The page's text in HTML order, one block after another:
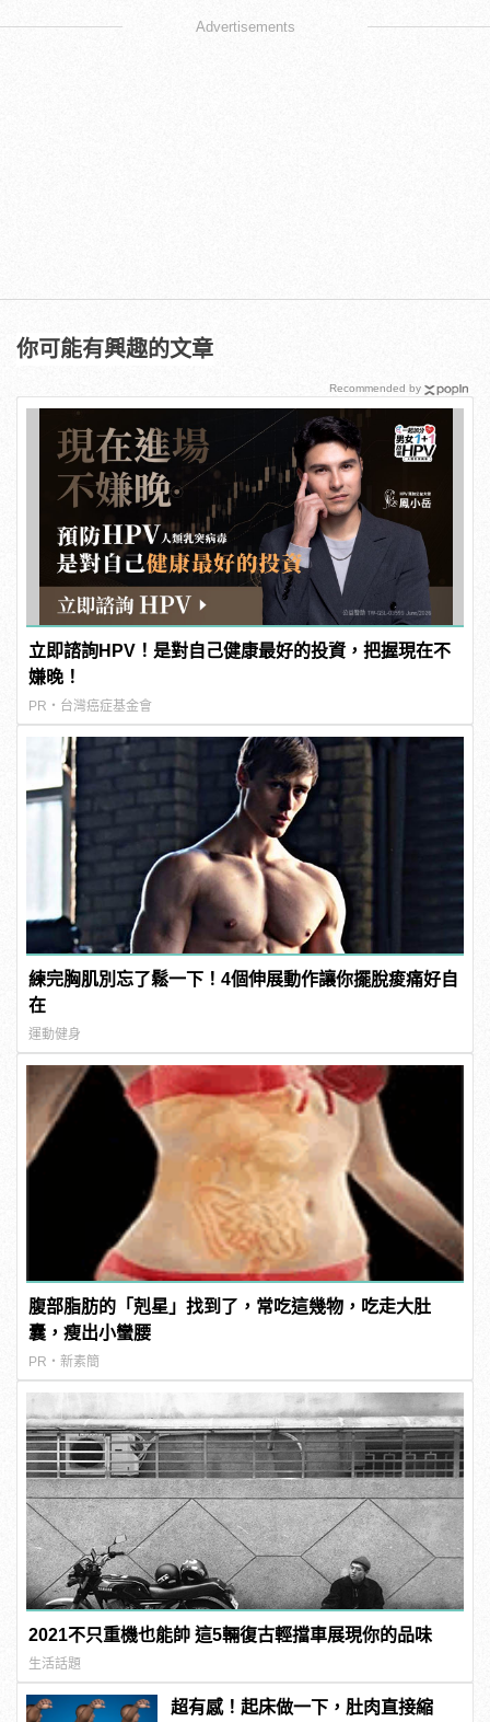
Advertisements
你可能有興趣的文章
立即諮詢HPV！是對自己健康最好的投資，把握現在不
嫌晚！
PR・台灣癌症基金會
練完胸肌別忘了鬆一下！4個伸展動作讓你擺脫痠痛好自
在
運動健身
腹部脂肪的「剋星」找到了，常吃這幾物，吃走大肚
囊，瘦出小蠻腰
PR・新素簡
2021不只重機也能帥 這5輛復古輕擋車展現你的品味
生活話題
超有感！起床做一下，肚肉直接縮
Recommended by